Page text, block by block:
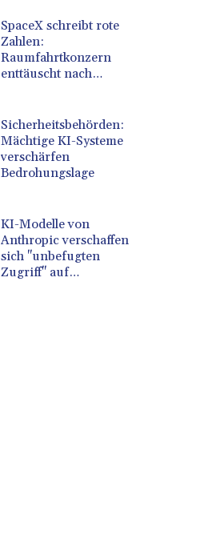
SpaceX schreibt rote
Zahlen:
Raumfahrtkonzern
enttäuscht nach
Sicherheitsbehörden:
Mächtige KI-Systeme
verschärfen
Bedrohungslage
KI-Modelle von
Anthropic verschaffen
sich "unbefugten
Zugriff" auf